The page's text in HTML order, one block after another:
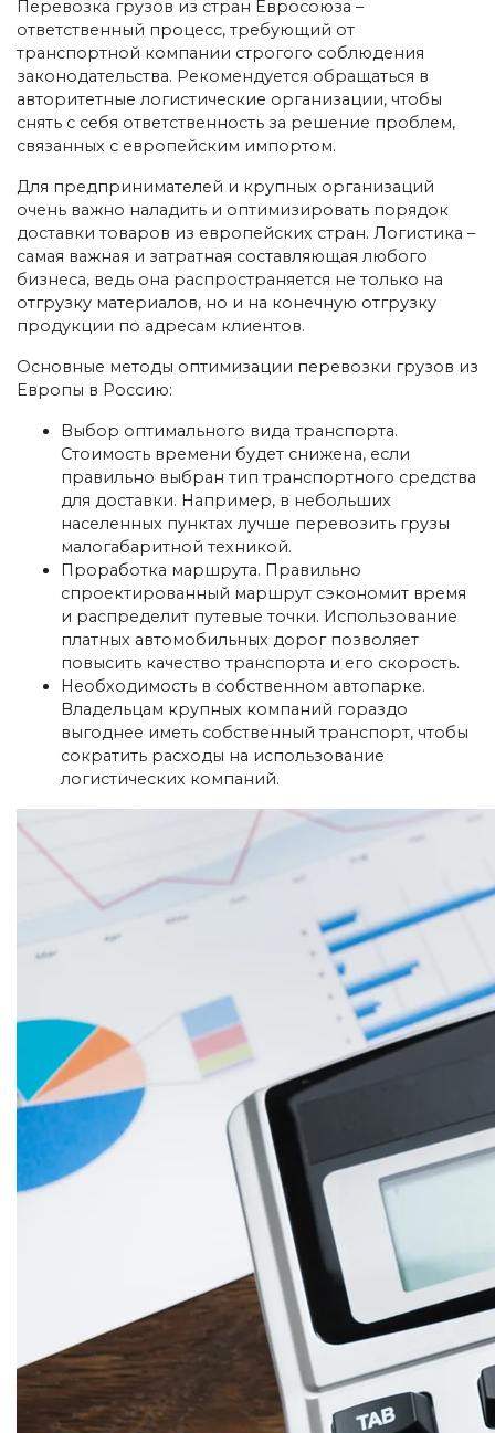
Перевозка грузов из стран Евросоюза –
ответственный процесс, требующий от
транспортной компании строгого соблюдения
законодательства. Рекомендуется обращаться в
авторитетные логистические организации, чтобы
снять с себя ответственность за решение проблем,
связанных с европейским импортом.
Для предпринимателей и крупных организаций
очень важно наладить и оптимизировать порядок
доставки товаров из европейских стран. Логистика –
самая важная и затратная составляющая любого
бизнеса, ведь она распространяется не только на
отгрузку материалов, но и на конечную отгрузку
продукции по адресам клиентов.
Основные методы оптимизации перевозки грузов из
Европы в Россию:
Выбор оптимального вида транспорта.
Стоимость времени будет снижена, если
правильно выбран тип транспортного средства
для доставки. Например, в небольших
населенных пунктах лучше перевозить грузы
малогабаритной техникой.
Проработка маршрута. Правильно
спроектированный маршрут сэкономит время
и распределит путевые точки. Использование
платных автомобильных дорог позволяет
повысить качество транспорта и его скорость.
Необходимость в собственном автопарке.
Владельцам крупных компаний гораздо
выгоднее иметь собственный транспорт, чтобы
сократить расходы на использование
логистических компаний.